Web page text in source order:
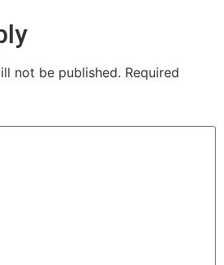
not be published. Required